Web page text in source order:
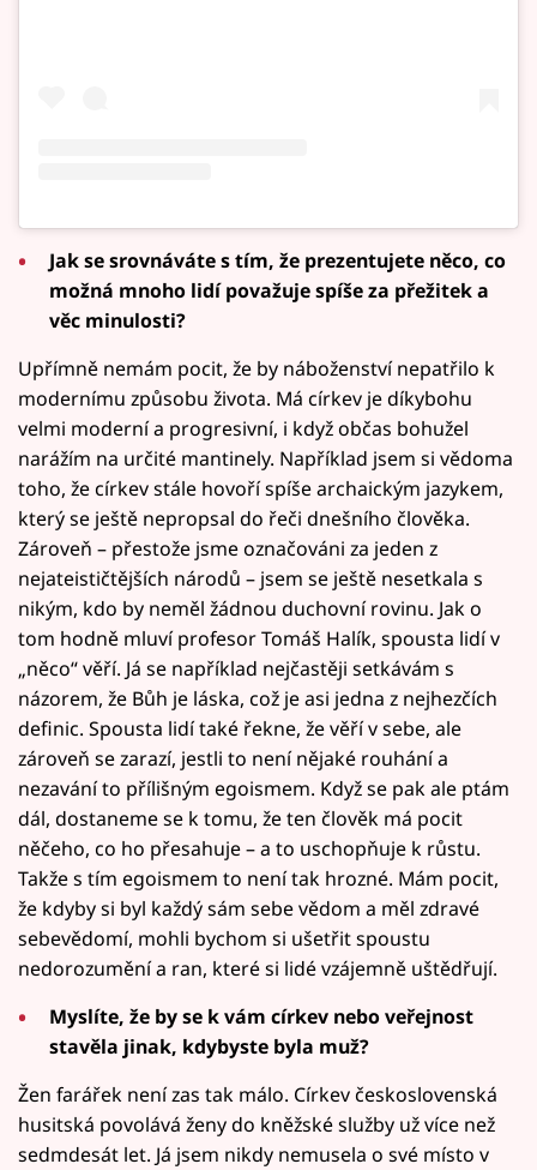
Jak se srovnáváte s tím, že prezentujete něco, co
možná mnoho lidí považuje spíše za přežitek a
věc minulosti?
Upřímně nemám pocit, že by náboženství nepatřilo k
modernímu způsobu života. Má církev je díkybohu
velmi moderní a progresivní, i když občas bohužel
narážím na určité mantinely. Například jsem si vědoma
toho, že církev stále hovoří spíše archaickým jazykem,
který se ještě nepropsal do řeči dnešního člověka.
Zároveň – přestože jsme označováni za jeden z
nejateističtějších národů – jsem se ještě nesetkala s
nikým, kdo by neměl žádnou duchovní rovinu. Jak o
tom hodně mluví profesor Tomáš Halík, spousta lidí v
„něco“ věří. Já se například nejčastěji setkávám s
názorem, že Bůh je láska, což je asi jedna z nejhezčích
definic. Spousta lidí také řekne, že věří v sebe, ale
zároveň se zarazí, jestli to není nějaké rouhání a
nezavání to přílišným egoismem. Když se pak ale ptám
dál, dostaneme se k tomu, že ten člověk má pocit
něčeho, co ho přesahuje – a to uschopňuje k růstu.
Takže s tím egoismem to není tak hrozné. Mám pocit,
že kdyby si byl každý sám sebe vědom a měl zdravé
sebevědomí, mohli bychom si ušetřit spoustu
nedorozumění a ran, které si lidé vzájemně uštědřují.
Myslíte, že by se k vám církev nebo veřejnost
stavěla jinak, kdybyste byla muž?
Žen farářek není zas tak málo. Církev československá
husitská povolává ženy do kněžské služby už více než
sedmdesát let. Já jsem nikdy nemusela o své místo v